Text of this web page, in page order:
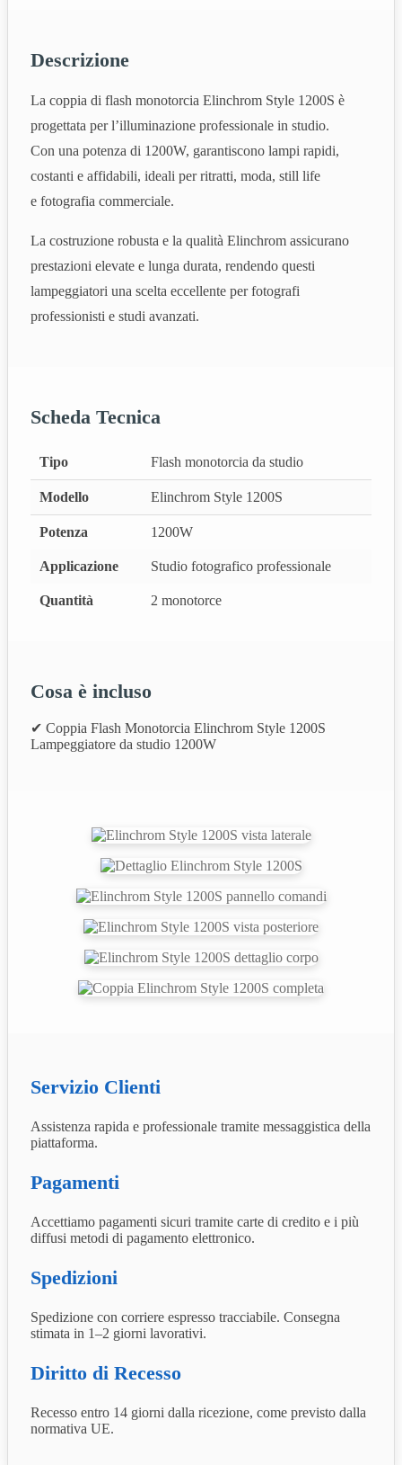
Descrizione
La coppia di flash monotorcia Elinchrom Style 1200S è
progettata per l’illuminazione professionale in studio.
Con una potenza di 1200W, garantiscono lampi rapidi,
costanti e affidabili, ideali per ritratti, moda, still life
e fotografia commerciale.
La costruzione robusta e la qualità Elinchrom assicurano
prestazioni elevate e lunga durata, rendendo questi
lampeggiatori una scelta eccellente per fotografi
professionisti e studi avanzati.
Scheda Tecnica
Tipo Flash monotorcia da studio
Modello Elinchrom Style 1200S
Potenza 1200W
Applicazione Studio fotografico professionale
Quantità 2 monotorce
Cosa è incluso
✔ Coppia Flash Monotorcia Elinchrom Style 1200S
Lampeggiatore da studio 1200W
Servizio Clienti
Assistenza rapida e professionale tramite messaggistica della
piattaforma.
Pagamenti
Accettiamo pagamenti sicuri tramite carte di credito e i più
diffusi metodi di pagamento elettronico.
Spedizioni
Spedizione con corriere espresso tracciabile. Consegna
stimata in 1–2 giorni lavorativi.
Diritto di Recesso
Recesso entro 14 giorni dalla ricezione, come previsto dalla
normativa UE.